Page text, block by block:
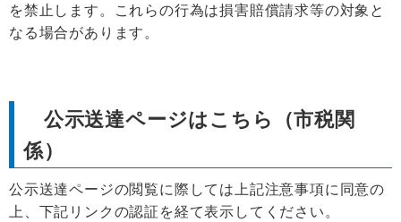
を禁止します。これらの行為は損害賠償請求等の対象と
なる場合があります。
公示送達ページはこちら（市税関
係）
公示送達ページの閲覧に際しては上記注意事項に同意の
上、下記リンクの認証を経て表示してください。